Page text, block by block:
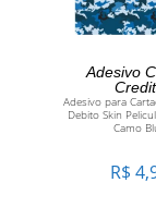
Adesivo
Adesivo para
Debito Skin
Camo
R$